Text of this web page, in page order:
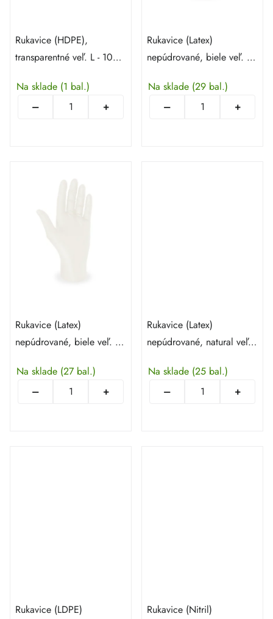
Rukavice (HDPE),
transparentné veľ. L - 100 x
Na sklade (1 bal.)
Rukavice (Latex)
nepúdrované, biele veľ. L -
Na sklade (29 bal.)
Rukavice (Latex)
nepúdrované, biele veľ. M
Na sklade (27 bal.)
Rukavice (Latex)
nepúdrované, natural veľ.
Na sklade (25 bal.)
Rukavice (LDPE)
Rukavice (Nitril)